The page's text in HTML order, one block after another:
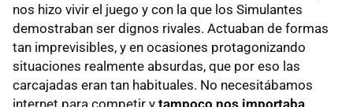
nos hizo vivir el juego y con la que los Simulantes
demostraban ser dignos rivales. Actuaban de formas
tan imprevisibles, y en ocasiones protagonizando
situaciones realmente absurdas, que por eso las
carcajadas eran tan habituales. No necesitábamos
internet para competir y tampoco nos importaba